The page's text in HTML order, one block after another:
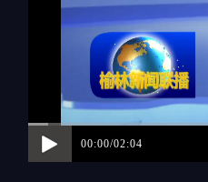
00:00/02:04